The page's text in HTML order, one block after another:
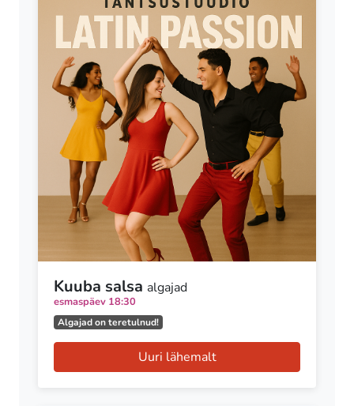
Kuuba salsa algajad
esmaspäev 18:30
Algajad on teretulnud!
Uuri lähemalt